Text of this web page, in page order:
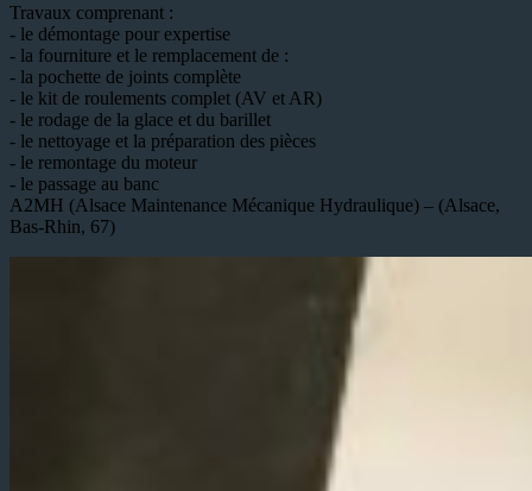
Travaux comprenant :
- le démontage pour expertise
- la fourniture et le remplacement de :
- la pochette de joints complète
- le kit de roulements complet (AV et AR)
- le rodage de la glace et du barillet
- le nettoyage et la préparation des pièces
- le remontage du moteur
- le passage au banc
A2MH (Alsace Maintenance Mécanique Hydraulique) – (Alsace,
Bas-Rhin, 67)